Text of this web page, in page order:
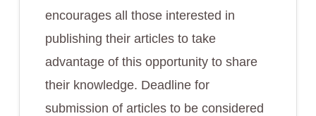
encourages all those interested in
publishing their articles to take
advantage of this opportunity to share
their knowledge. Deadline for
submission of articles to be considered